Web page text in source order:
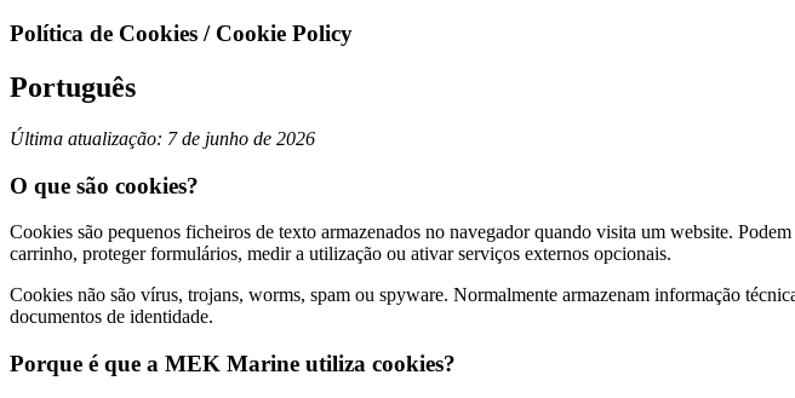
Política de Cookies / Cookie Policy
Português
Última atualização: 7 de junho de 2026
O que são cookies?
Cookies são pequenos ficheiros de texto armazenados no navegador quando visita um website.
carrinho, proteger formulários, medir a utilização ou ativar serviços externos opcionais.
Cookies não são vírus, trojans, worms, spam ou spyware. Normalmente armazenam informação
documentos de identidade.
Porque é que a MEK Marine utiliza cookies?